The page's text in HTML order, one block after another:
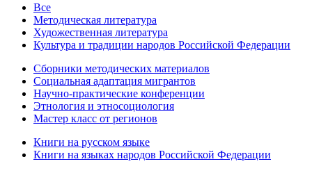
Все
Методическая литература
Художественная литература
Культура и традиции народов Российской Федерации
Сборники методических материалов
Социальная адаптация мигрантов
Научно-практические конференции
Этнология и этносоциология
Мастер класс от регионов
Книги на русском языке
Книги на языках народов Российской Федерации